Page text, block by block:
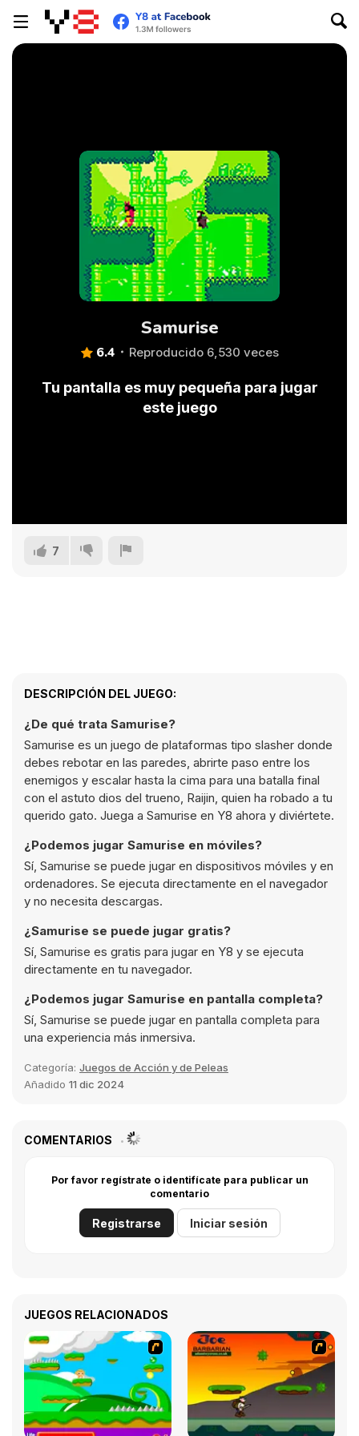
Samurise
6.4 Reproducido 6,530 veces
Tu pantalla es muy pequeña para jugar
este juego
7
DESCRIPCIÓN DEL JUEGO:
¿De qué trata Samurise?
Samurise es un juego de plataformas tipo slasher donde
debes rebotar en las paredes, abrirte paso entre los
enemigos y escalar hasta la cima para una batalla final
con el astuto dios del trueno, Raijin, quien ha robado a tu
querido gato. Juega a Samurise en Y8 ahora y diviértete.
¿Podemos jugar Samurise en móviles?
Sí, Samurise se puede jugar en dispositivos móviles y en
ordenadores. Se ejecuta directamente en el navegador
y no necesita descargas.
¿Samurise se puede jugar gratis?
Sí, Samurise es gratis para jugar en Y8 y se ejecuta
directamente en tu navegador.
¿Podemos jugar Samurise en pantalla completa?
Sí, Samurise se puede jugar en pantalla completa para
una experiencia más inmersiva.
Categoría: Juegos de Acción y de Peleas
Añadido 11 dic 2024
COMENTARIOS
Por favor regístrate o identifícate para publicar un
comentario
Registrarse Iniciar sesión
JUEGOS RELACIONADOS